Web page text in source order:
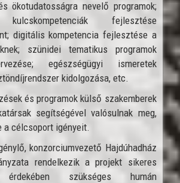
ökotudatosságra nevelő programok;
fejlesztése
digitális kompetencia fejlesztése a
szünidei tematikus programok
egészségügyi ismeretek
kidolgozása, etc.
és programok külső szakemberek
segítségével valósulnak meg,
a célcsoport igényeit.
konzorciumvezető Hajdúhadház
rendelkezik a projekt sikeres
érdekében szükséges humán